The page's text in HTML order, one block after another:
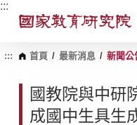
跳
內
:::
::: 首頁 / 最新消息 / 新聞公
國教院與中研
成國中生具生